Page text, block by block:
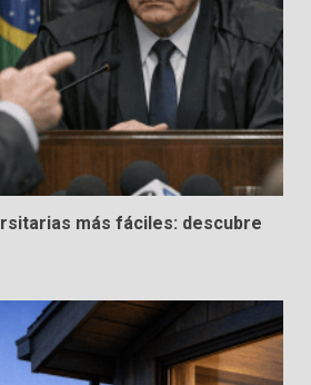
más fáciles: descubre